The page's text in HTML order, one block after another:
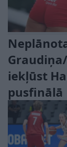
iekļūst
pusfinālā